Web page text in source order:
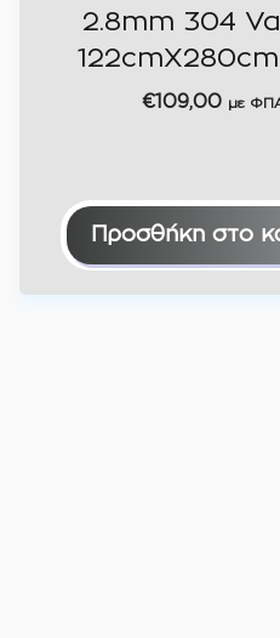
2.8mm 304
122cmX280cm
€109,00 με
Προσθήκη στο